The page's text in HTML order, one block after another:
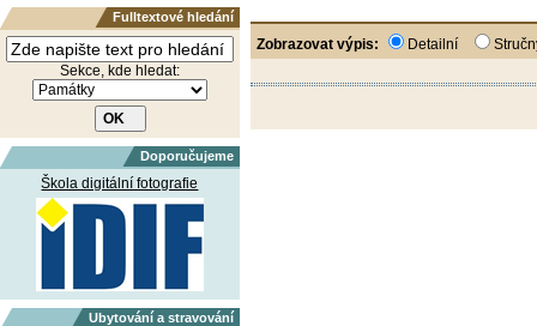
Fulltextové hledání
Sekce, kde hledat:
Doporučujeme
Škola digitální fotografie
Ubytování a stravování
Zobrazovat výpis: Detailní